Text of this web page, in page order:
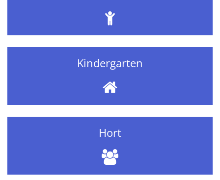
Kindergarten
Hort